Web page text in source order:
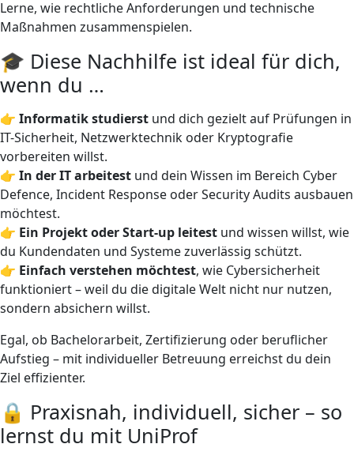
Lerne, wie rechtliche Anforderungen und technische
Maßnahmen zusammenspielen.
🎓 Diese Nachhilfe ist ideal für dich,
wenn du …
👉 Informatik studierst und dich gezielt auf Prüfungen in
IT-Sicherheit, Netzwerktechnik oder Kryptografie
vorbereiten willst.
👉 In der IT arbeitest und dein Wissen im Bereich Cyber
Defence, Incident Response oder Security Audits ausbauen
möchtest.
👉 Ein Projekt oder Start-up leitest und wissen willst, wie
du Kundendaten und Systeme zuverlässig schützt.
👉 Einfach verstehen möchtest, wie Cybersicherheit
funktioniert – weil du die digitale Welt nicht nur nutzen,
sondern absichern willst.
Egal, ob Bachelorarbeit, Zertifizierung oder beruflicher
Aufstieg – mit individueller Betreuung erreichst du dein
Ziel effizienter.
🔒 Praxisnah, individuell, sicher – so
lernst du mit UniProf